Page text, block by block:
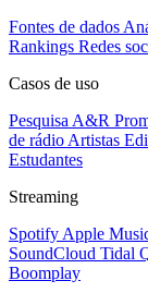
Fontes de dados
Rankings Redes
Casos de uso
Pesquisa A&R
de rádio Artistas
Estudantes
Streaming
Spotify Apple
SoundCloud Tidal
Boomplay